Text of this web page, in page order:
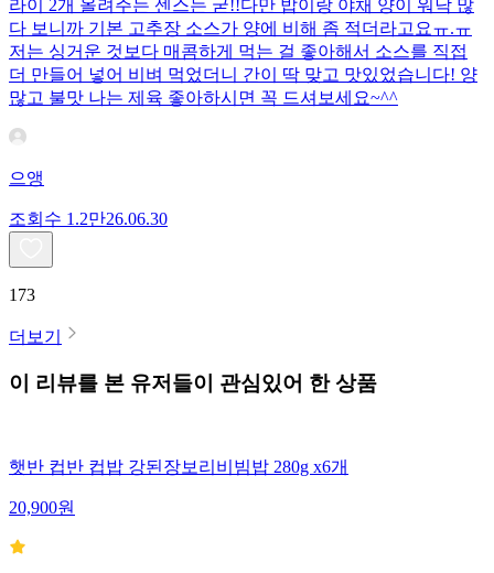
라이 2개 올려주는 센스는 굳!! ​다만 밥이랑 야채 양이 워낙 많
다 보니까 기본 고추장 소스가 양에 비해 좀 적더라고요ㅠ.ㅠ
저는 싱거운 것보다 매콤하게 먹는 걸 좋아해서 소스를 직접
더 만들어 넣어 비벼 먹었더니 간이 딱 맞고 맛있었습니다! 양
많고 불맛 나는 제육 좋아하시면 꼭 드셔보세요~^^
으앵
조회수 1.2만26.06.30
173
더보기
이 리뷰를 본 유저들이 관심있어 한 상품
햇반 컵반 컵밥 강된장보리비빔밥 280g x6개
20,900원